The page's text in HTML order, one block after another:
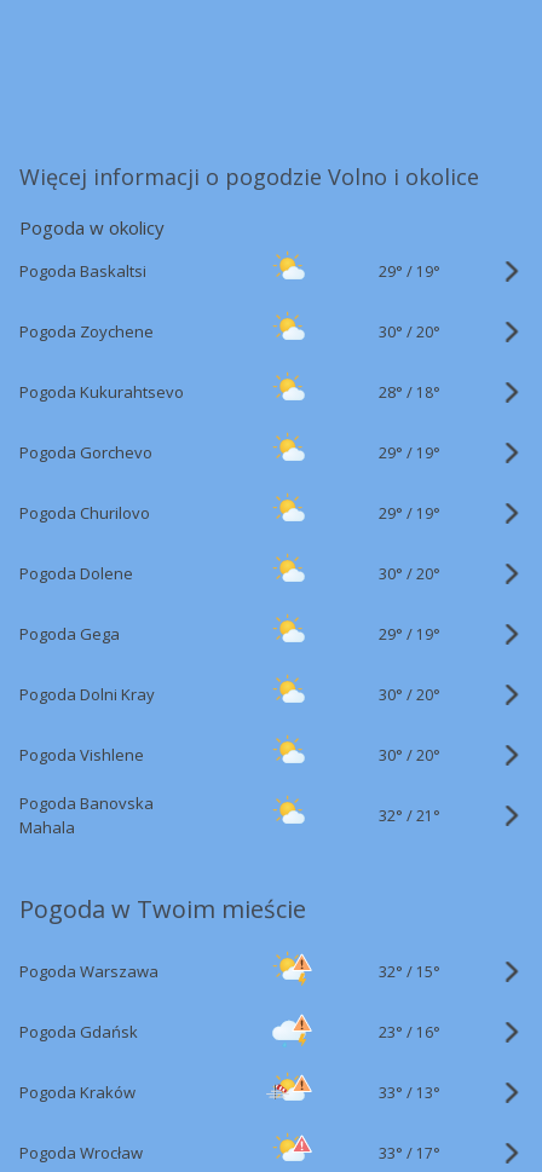
Więcej informacji o pogodzie Volno i okolice
Pogoda w okolicy
Pogoda Baskaltsi 29° / 19°
Pogoda Zoychene 30° /20°
Pogoda Kukurahtsevo 28° / 18°
Pogoda Gorchevo 29° / 19°
Pogoda Churilovo 29° / 19°
Pogoda Dolene 30° /20°
Pogoda Gega 29° / 19°
Pogoda Dolni Kray 30° /20°
Pogoda Vishlene 30° /20°
Pogoda Banovska
Mahala
32° /21°
Pogoda w Twoim mieście
Pogoda Warszawa 32° / 15°
Pogoda Gdańsk 23° / 16°
Pogoda Kraków 33° / 13°
Pogoda Wrocław 33° / 17°